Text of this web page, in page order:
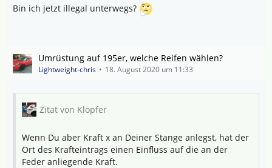
Bin ich jetzt illegal unterwegs?
Umrüstung auf 195er, welche Reifen wählen?
Lightweight-chris 18. August 2020 um 11:33
Zitat von Klopfer
Wenn Du aber Kraft x an Deiner Stange anlegst, hat der
Ort des Krafteintrags einen Einfluss auf die an der
Feder anliegende Kraft.